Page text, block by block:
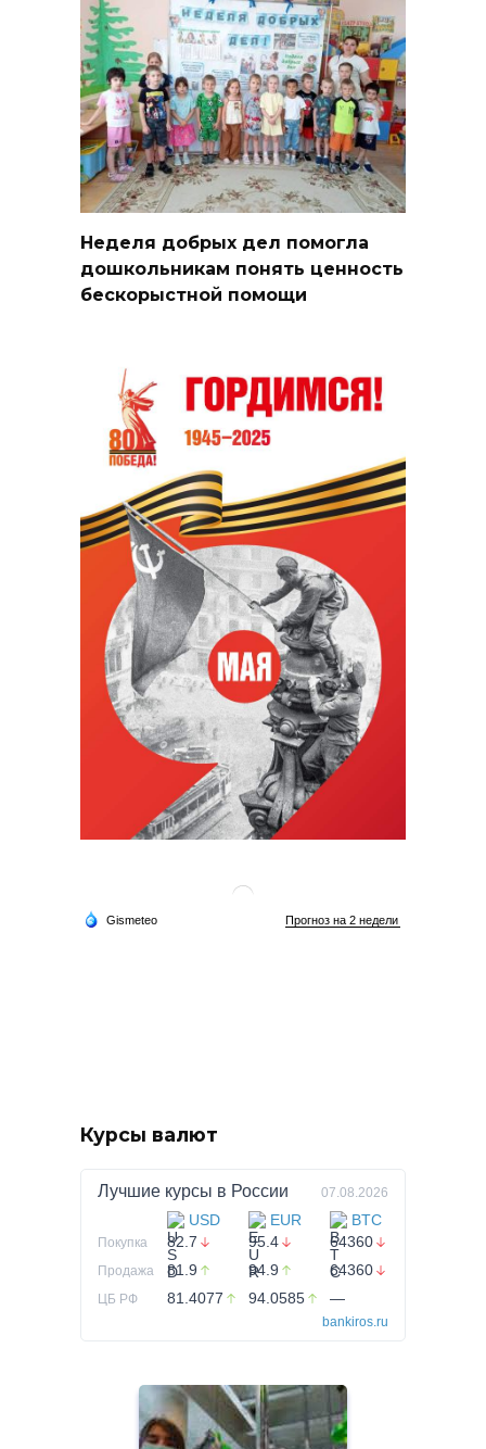
Неделя добрых дел помогла
дошкольникам понять ценность
бескорыстной помощи
Курсы валют
Лучшие курсы в России 07.08.2026
USD EUR BTC
Покупка 82.7 95.4 64360
Продажа 81.9 94.9 64360
ЦБ РФ 81.4077 94.0585 —
bankiros.ru